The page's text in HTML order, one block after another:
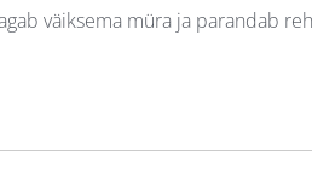
väiksema müra ja parandab